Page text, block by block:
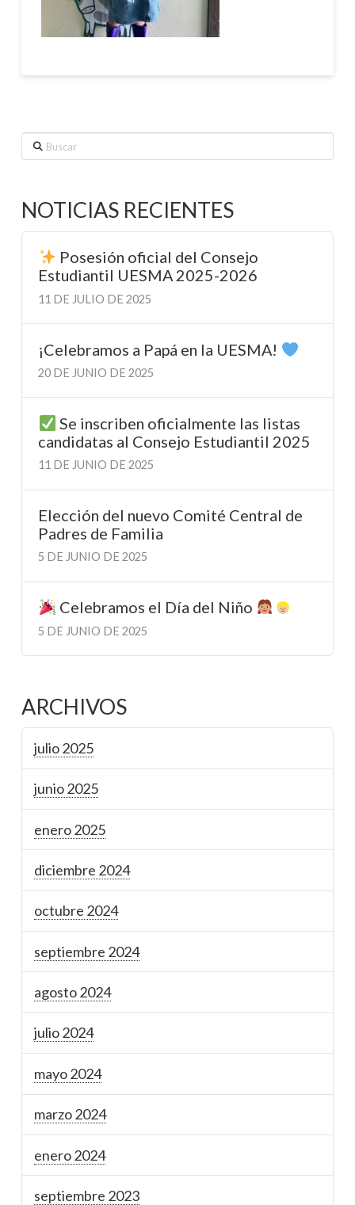
Buscar
NOTICIAS RECIENTES
Posesión oficial del Consejo
Estudiantil UESMA 2025-2026
11 DE JULIO DE 2025
¡Celebramos a Papá en la UESMA!
20 DE JUNIO DE 2025
Se inscriben oficialmente las listas
candidatas al Consejo Estudiantil 2025
11 DE JUNIO DE 2025
Elección del nuevo Comité Central de
Padres de Familia
5 DE JUNIO DE 2025
Celebramos el Día del Niño
5 DE JUNIO DE 2025
ARCHIVOS
julio 2025
junio 2025
enero 2025
diciembre 2024
octubre 2024
septiembre 2024
agosto 2024
julio 2024
mayo 2024
marzo 2024
enero 2024
septiembre 2023